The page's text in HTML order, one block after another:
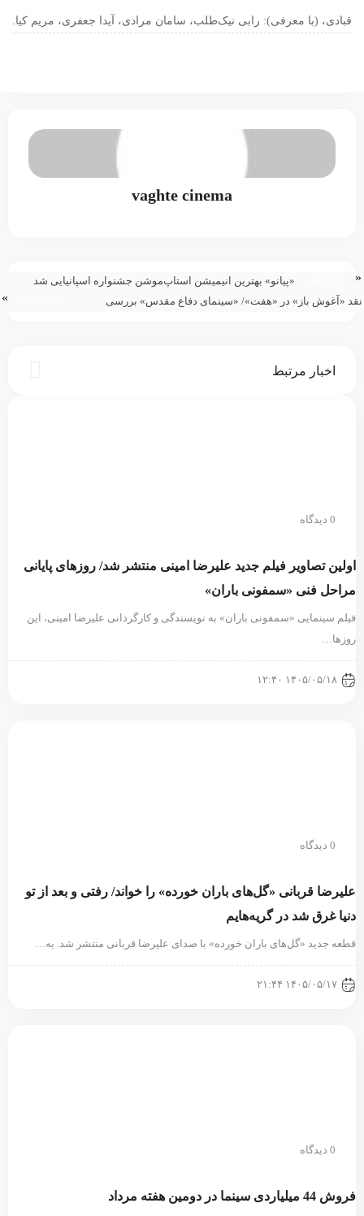
قبادی، (با معرفی): رابی نیک‌طلب، سامان مرادی، آیدا جعفری، مریم کیا.
vaghte cinema
پست قبلی
«پیانو» بهترین انیمیشن استاپ‌موشن جشنواره اسپانیایی شد
«آغوش باز» در «هفت»/ «سینمای دفاع مقدس» بررسی
اخبار مرتبط
تصاویر فیلم جدید علیرضا امینی منتشر شد/ روزهای پایانی
فنی «سمفونی باران»
سینمایی «سمفونی باران» به نویسندگی و کارگردانی علیرضا امینی، این
۱۴۰۵/۰۵/۱۸ ۱۲:۴۰
قربانی «گل‌های باران خورده» را خواند/ رفتی و بعد از تو
غرق شد در گریه‌هایم
جدید «گل‌های باران خورده» با صدای علیرضا قربانی منتشر شد. به…
۱۴۰۵/۰۵/۱۷ ۲۱:۴۴
میلیاردی سینما در دومین هفته مرداد